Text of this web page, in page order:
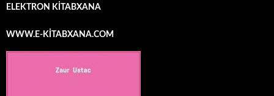
ELEKTRON KİTABXANA
WWW.E-KİTABXANA.COM